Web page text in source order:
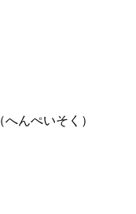
へんぺいそく）